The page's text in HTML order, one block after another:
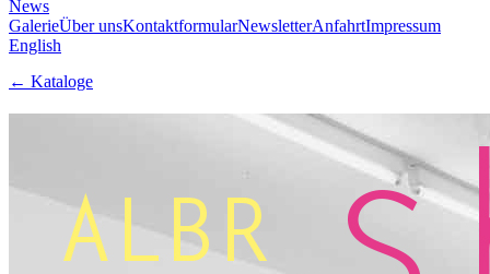
News
GalerieÜber unsKontaktformularNewsletterAnfahrtImpressum
English
← Kataloge